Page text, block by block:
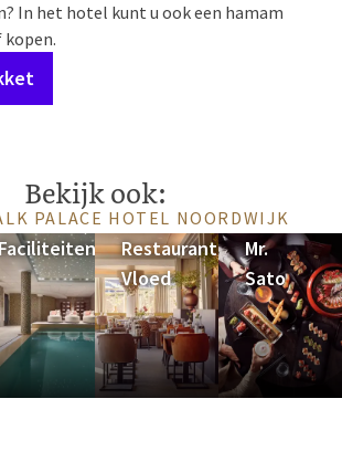
In het hotel kunt u ook een hamam
kopen.
Bekijk ook:
PALACE HOTEL NOORDWIJK
Restaurant
Vloed
Mr.
Sato